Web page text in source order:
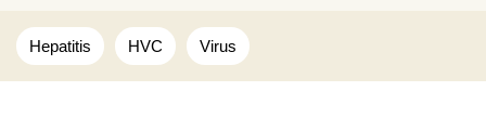
Hepatitis
HVC Virus